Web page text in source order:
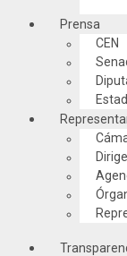
Prensa
CEN